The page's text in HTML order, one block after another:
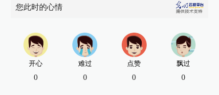
您此时的心情
开心
0
难过
0
点赞
0
飘过
0